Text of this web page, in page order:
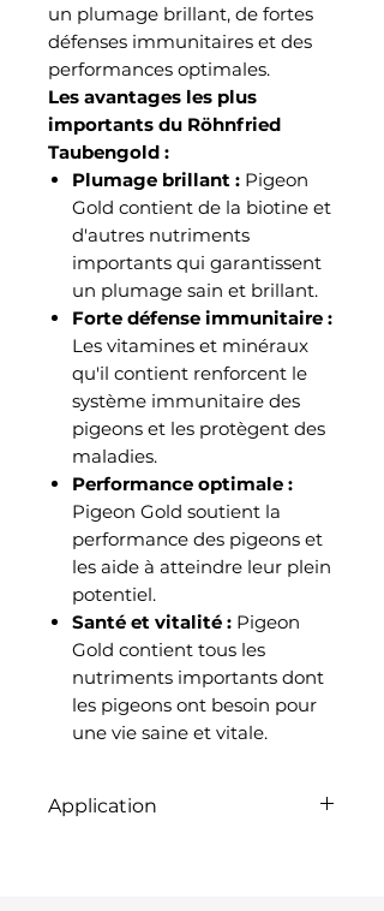
un plumage brillant, de fortes
défenses immunitaires et des
performances optimales.
Les avantages les plus
importants du Röhnfried
Taubengold :
Plumage brillant : Pigeon
Gold contient de la biotine et
d'autres nutriments
importants qui garantissent
un plumage sain et brillant.
Forte défense immunitaire :
Les vitamines et minéraux
qu'il contient renforcent le
système immunitaire des
pigeons et les protègent des
maladies.
Performance optimale :
Pigeon Gold soutient la
performance des pigeons et
les aide à atteindre leur plein
potentiel.
Santé et vitalité : Pigeon
Gold contient tous les
nutriments importants dont
les pigeons ont besoin pour
une vie saine et vitale.
Application